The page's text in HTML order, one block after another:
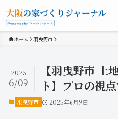
ホーム 羽曳野市
【羽曳野市 土
ト】プロの視
2025
6/09
羽曳野市 2025年6月9日